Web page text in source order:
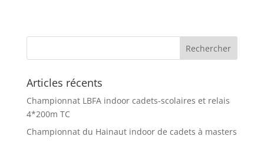
Articles récents
Championnat LBFA indoor cadets-scolaires et relais
4*200m TC
Championnat du Hainaut indoor de cadets à masters